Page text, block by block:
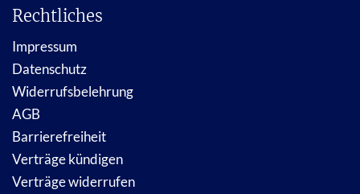
Rechtliches
Impressum
Datenschutz
Widerrufsbelehrung
AGB
Barrierefreiheit
Verträge kündigen
Verträge widerrufen